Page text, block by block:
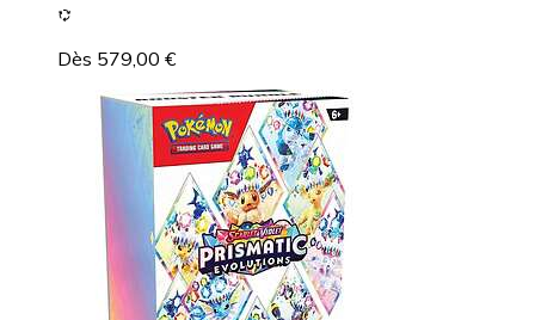
Dès 579,00 €